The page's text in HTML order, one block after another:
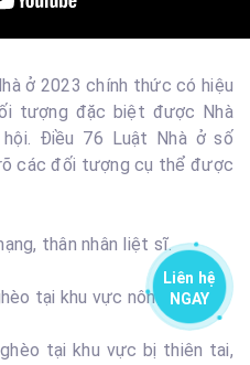
ở 2023 chính thức có hiệu
tượng đặc biệt được Nhà
Điều 76 Luật Nhà ở số
các đối tượng cụ thể được
thân nhân liệt sĩ.
tại khu vực nông thôn.
tại khu vực bị thiên tai,
Liên hệ
NGAY